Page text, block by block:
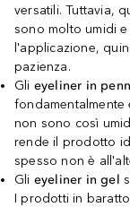
versatili. Tuttavia,
sono molto umidi
l'applicazione,
pazienza.
Gli eyeliner in
fondamentalmente
non sono così
rende il prodotto
spesso non è
Gli eyeliner in gel
I prodotti in